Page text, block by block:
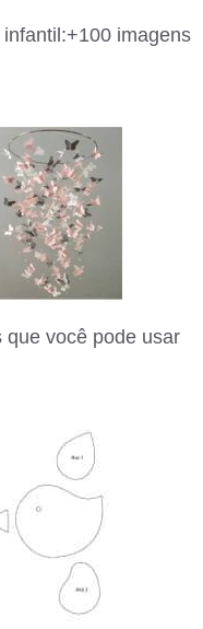
imagens
que você pode usar